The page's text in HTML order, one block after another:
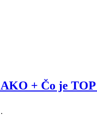
+ Čo je TOP